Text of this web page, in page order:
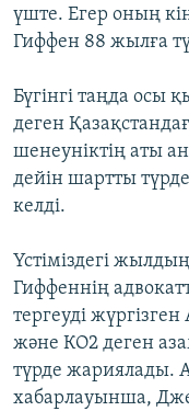
үште. Егер оның
Гиффен 88 жылға
Бүгінгі таңда осы
деген
шенеуніктің аты
дейін шартты
келді.
Үстіміздегі
Гиффеннің
тергеуді
және КО2 деген
түрде
хабарлауынша,